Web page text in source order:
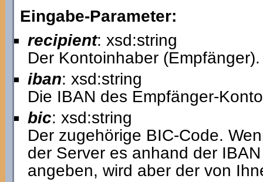
Eingabe-Parameter:
recipient: xsd:string
Der Kontoinhaber (Empfänger).
iban: xsd:string
Die IBAN des Empfänger-
bic: xsd:string
Der zugehörige BIC-Code.
der Server es anhand der
angeben, wird aber der von